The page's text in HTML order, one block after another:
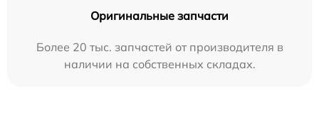
Оригинальные запчасти
Более 20 тыс. запчастей от производителя в
наличии на собственных складах.